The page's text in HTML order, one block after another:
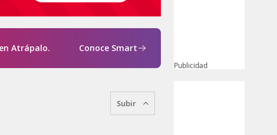
Atrápalo. Conoce Smart
Subir
Publicidad